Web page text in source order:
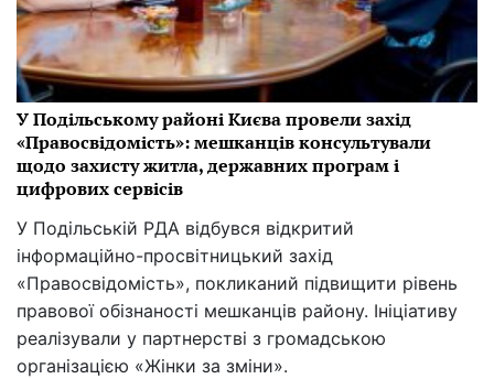
У Подільському районі Києва провели захід
«Правосвідомість»: мешканців консультували
щодо захисту житла, державних програм і
цифрових сервісів
У Подільській РДА відбувся відкритий
інформаційно-просвітницький захід
«Правосвідомість», покликаний підвищити рівень
правової обізнаності мешканців району. Ініціативу
реалізували у партнерстві з громадською
організацією «Жінки за зміни».